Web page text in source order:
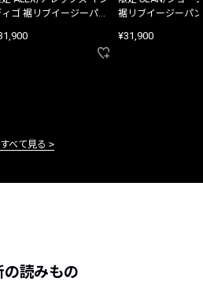
ィゴ 裾リブイージーパン
裾リブイージーパ
¥31,900
すべて見る
の読みもの